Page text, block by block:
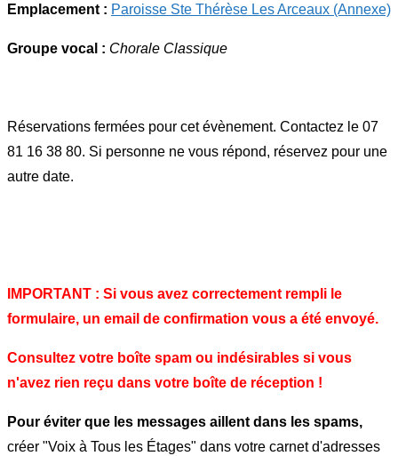
Emplacement : Paroisse Ste Thérèse Les Arceaux (Annexe)
Groupe vocal : Chorale Classique
Réservations fermées pour cet évènement. Contactez le 07
81 16 38 80. Si personne ne vous répond, réservez pour une
autre date.
IMPORTANT : Si vous avez correctement rempli le
formulaire, un email de confirmation vous a été envoyé.
Consultez votre boîte spam ou indésirables si vous
n'avez rien reçu dans votre boîte de réception !
Pour éviter que les messages aillent dans les spams,
créer "Voix à Tous les Étages" dans votre carnet d'adresses